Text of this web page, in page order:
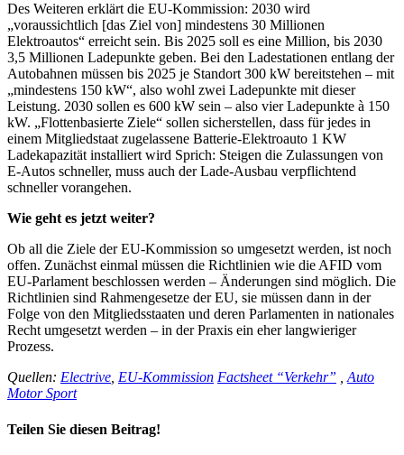
Des Weiteren erklärt die EU-Kommission: 2030 wird
„voraussichtlich [das Ziel von] mindestens 30 Millionen
Elektroautos“ erreicht sein. Bis 2025 soll es eine Million, bis 2030
3,5 Millionen Ladepunkte geben. Bei den Ladestationen entlang der
Autobahnen müssen bis 2025 je Standort 300 kW bereitstehen – mit
„mindestens 150 kW“, also wohl zwei Ladepunkte mit dieser
Leistung. 2030 sollen es 600 kW sein – also vier Ladepunkte à 150
kW. „Flottenbasierte Ziele“ sollen sicherstellen, dass für jedes in
einem Mitgliedstaat zugelassene Batterie-Elektroauto 1 KW
Ladekapazität installiert wird Sprich: Steigen die Zulassungen von
E-Autos schneller, muss auch der Lade-Ausbau verpflichtend
schneller vorangehen.
Wie geht es jetzt weiter?
Ob all die Ziele der EU-Kommission so umgesetzt werden, ist noch
offen. Zunächst einmal müssen die Richtlinien wie die AFID vom
EU-Parlament beschlossen werden – Änderungen sind möglich. Die
Richtlinien sind Rahmengesetze der EU, sie müssen dann in der
Folge von den Mitgliedsstaaten und deren Parlamenten in nationales
Recht umgesetzt werden – in der Praxis ein eher langwieriger
Prozess.
Quellen: Electrive EU-Kommission Factsheet “Verkehr”
Auto
Motor Sport
Teilen Sie diesen Beitrag!